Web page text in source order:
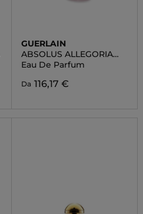
GUERLAIN
ABSOLUS ALLEGORIA
TABAC SAHARA
Eau De Parfum
Da 116,17 €